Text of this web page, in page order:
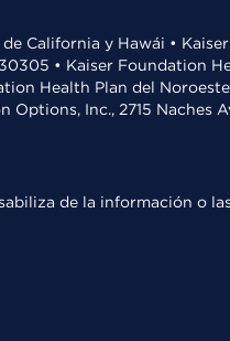
California y Hawái •
• Kaiser Foundation
Health Plan del
Inc., 2715 Naches
de la información o